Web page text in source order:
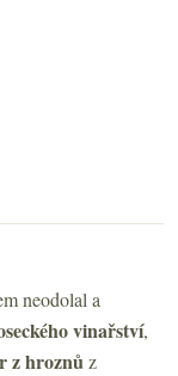
neodolal a
vinařství,
z hroznůz